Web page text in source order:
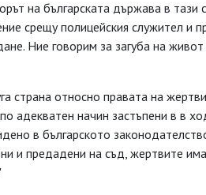
на българската държава в
срещу полицейския служител и
Ние говорим за загуба на
страна относно правата на
адекватен начин застъпени в в
в българското
и предадени на съд, жертвите